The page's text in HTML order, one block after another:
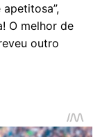
apetitosa”,
O melhor de
outro